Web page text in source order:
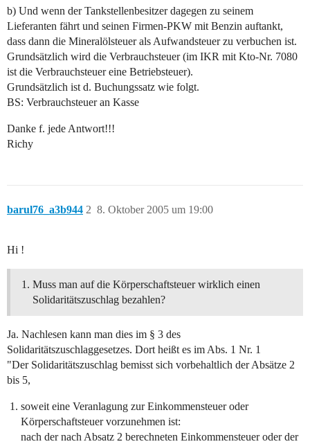
b) Und wenn der Tankstellenbesitzer dagegen zu seinem
Lieferanten fährt und seinen Firmen-PKW mit Benzin auftankt,
dass dann die Mineralölsteuer als Aufwandsteuer zu verbuchen ist.
Grundsätzlich wird die Verbrauchsteuer (im IKR mit Kto-Nr. 7080
ist die Verbrauchsteuer eine Betriebsteuer).
Grundsätzlich ist d. Buchungssatz wie folgt.
BS: Verbrauchsteuer an Kasse
Danke f. jede Antwort!!!
Richy
barul76_a3b944 8. Oktober 2005 um 19:00
2
Hi !
Muss man auf die Körperschaftsteuer wirklich einen
Solidaritätszuschlag bezahlen?
Ja. Nachlesen kann man dies im § 3 des
Solidaritätszuschlaggesetzes. Dort heißt es im Abs. 1 Nr. 1
"Der Solidaritätszuschlag bemisst sich vorbehaltlich der Absätze 2
bis 5,
soweit eine Veranlagung zur Einkommensteuer oder
Körperschaftsteuer vorzunehmen ist:
nach der nach Absatz 2 berechneten Einkommensteuer oder der